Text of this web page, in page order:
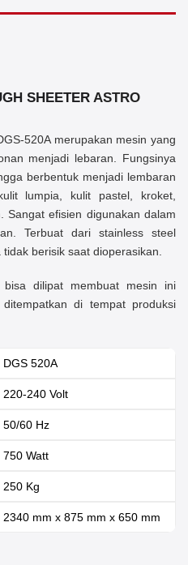
SHEETER ASTRO
520A merupakan mesin yang
menjadi lebaran. Fungsinya
berbentuk menjadi lembaran
lumpia, kulit pastel, kroket,
Sangat efisien digunakan dalam
Terbuat dari stainless steel
berisik saat dioperasikan.
dilipat membuat mesin ini
di tempat produksi
DGS 520A
220-240 Volt
50/60 Hz
750 Watt
250 Kg
2340 mm x 875 mm x 650 mm